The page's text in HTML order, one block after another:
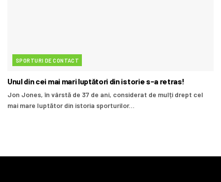
SPORTURI DE CONTACT
Unul din cei mai mari luptători din istorie s-a retras!
Jon Jones, în vârstă de 37 de ani, considerat de mulți drept cel
mai mare luptător din istoria sporturilor...